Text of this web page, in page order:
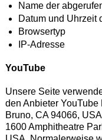
Name der
Datum und Uhrzeit
Browsertyp
IP-Adresse
YouTube
Unsere Seite
den Anbieter
Bruno, CA 94066,
1600 Amphitheatre